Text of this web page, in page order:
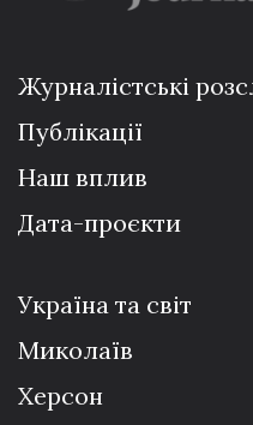
Журналістські
Публікації
Наш вплив
Дата-проєкти
Україна та світ
Миколаїв
Херсон